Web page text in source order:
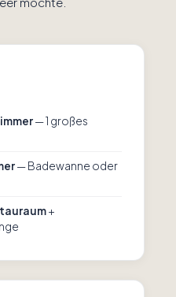
— 1 großes
— Badewanne oder
+